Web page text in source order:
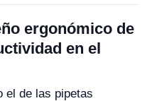
ergonómico de
en el
el de las pipetas